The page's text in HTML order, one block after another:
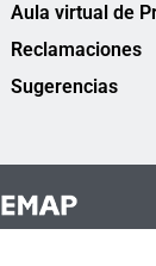
Aula virtual de
Reclamaciones
Sugerencias